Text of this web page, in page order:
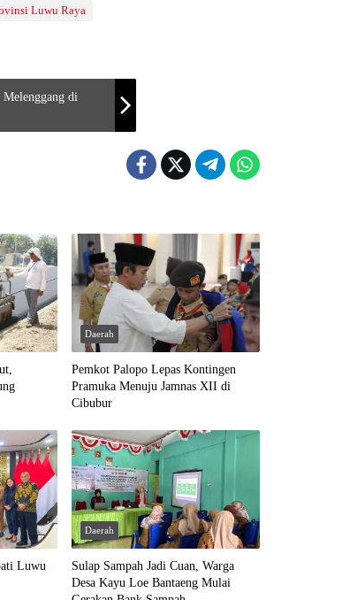
Luwu Raya
di
Daerah
Pemkot Palopo Lepas Kontingen
Pramuka Menuju Jamnas XII di
Cibubur
Luwu
Daerah
Sulap Sampah Jadi Cuan, Warga
Desa Kayu Loe Bantaeng Mulai